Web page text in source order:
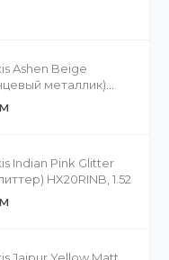
Ashen Beige
металлик)
Indian Pink Glitter
HX20RINB, 1.52